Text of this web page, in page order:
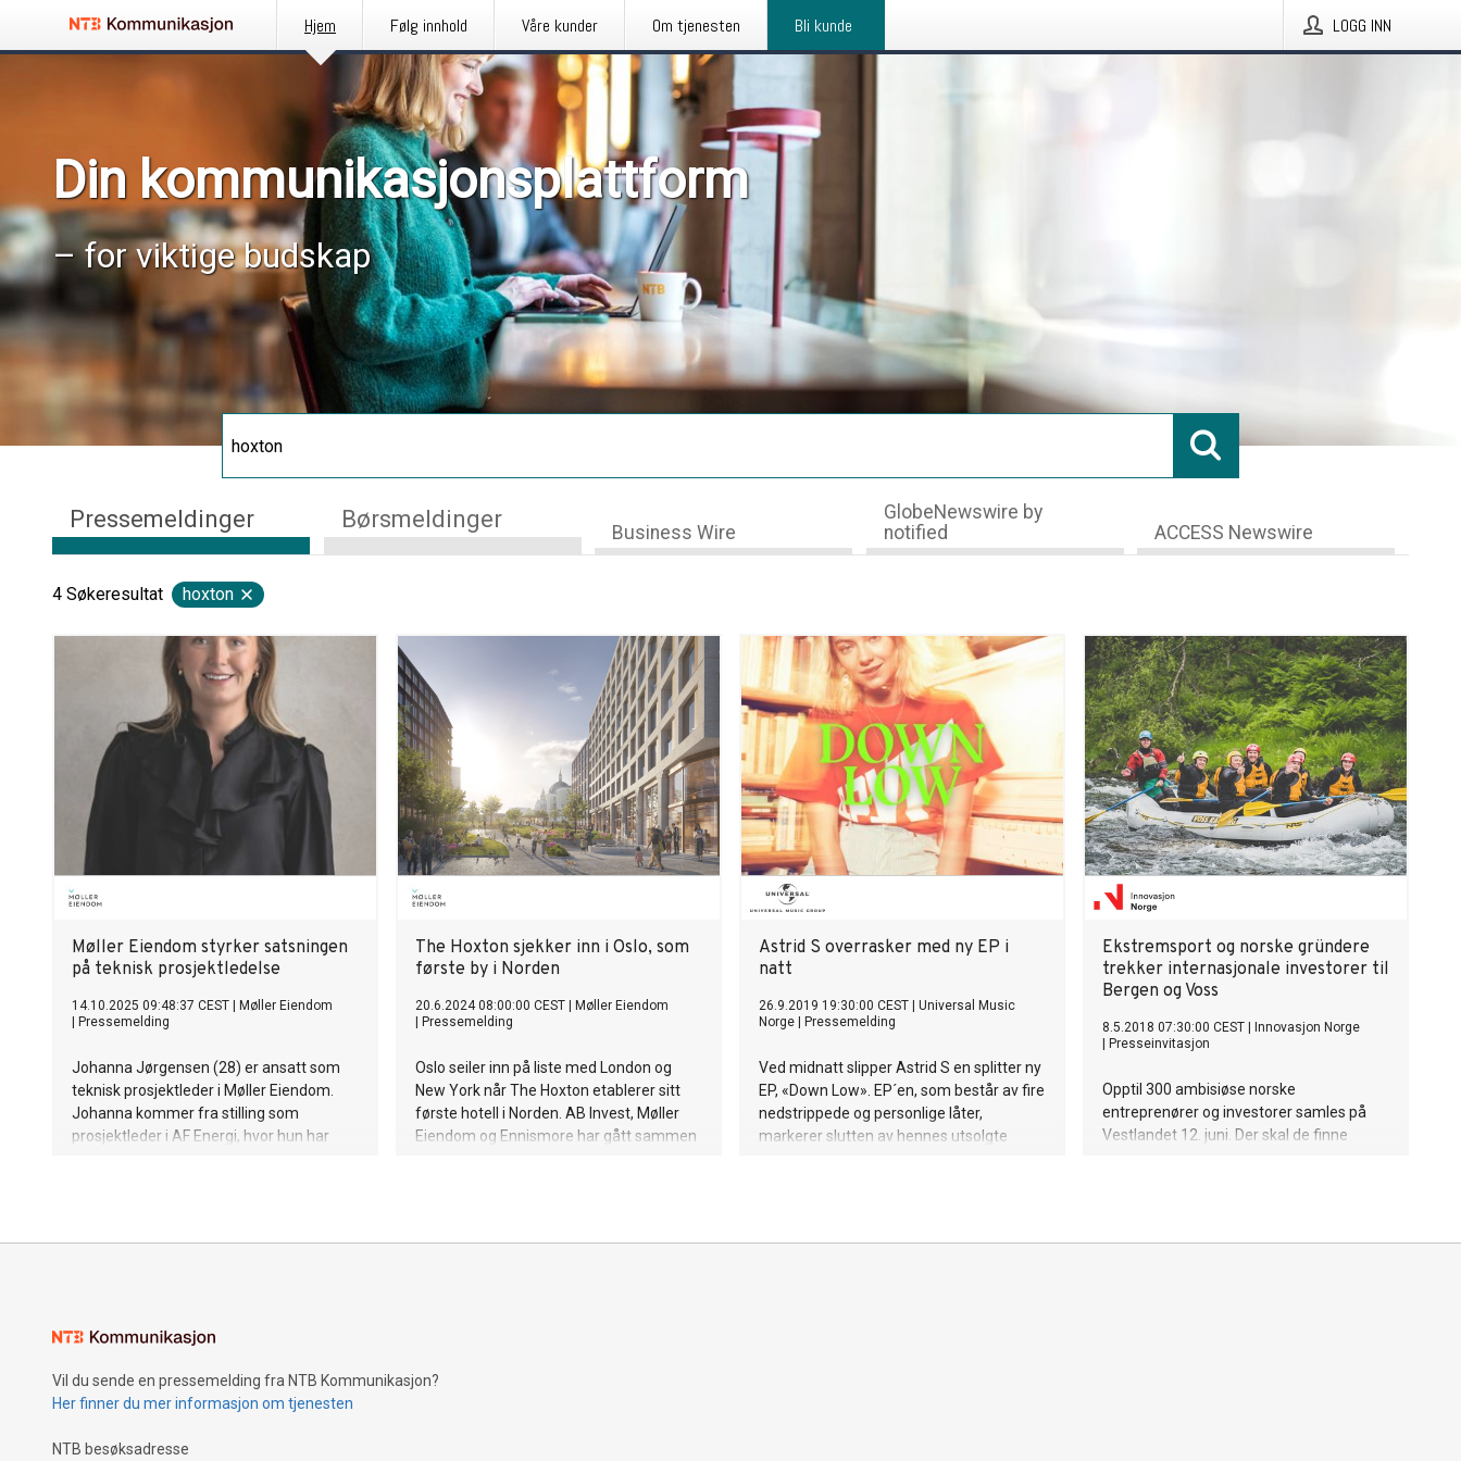
Hjem Følg innhold Våre kunder Om tjenesten Bli kunde LOGG INN
Din kommunikasjonsplattform
– for viktige budskap
Pressemeldinger Børsmeldinger Business Wire
GlobeNewswire by
notified
ACCESS Newswire
4 Søkeresultat hoxton
Møller Eiendom styrker satsningen
på teknisk prosjektledelse
14.10.2025 09:48:37 CEST
Møller Eiendom
Pressemelding
Johanna Jørgensen (28) er ansatt som
teknisk prosjektleder i Møller Eiendom.
Johanna kommer fra stilling som
prosjektleder i AF Energi, hvor hun har
The Hoxton sjekker inn i Oslo, som
første by i Norden
20.6.2024 08:00:00 CEST
Møller Eiendom
Pressemelding
Oslo seiler inn på liste med London og
New York når The Hoxton etablerer sitt
første hotell i Norden. AB Invest, Møller
Eiendom og Ennismore har gått sammen
Astrid S overrasker med ny EP i
natt
26.9.2019 19:30:00 CEST
Universal Music
Norge
Pressemelding
Ved midnatt slipper Astrid S en splitter ny
EP, «Down Low». EP´en, som består av fire
nedstrippede og personlige låter,
markerer slutten av hennes utsolgte
Ekstremsport og norske gründere
trekker internasjonale investorer til
Bergen og Voss
8.5.2018 07:30:00 CEST
Innovasjon Norge
Presseinvitasjon
Opptil 300 ambisiøse norske
entreprenører og investorer samles på
Vestlandet 12. juni. Der skal de finne
Vil du sende en pressemelding fra NTB Kommunikasjon?
Her finner du mer informasjon om tjenesten
NTB besøksadresse